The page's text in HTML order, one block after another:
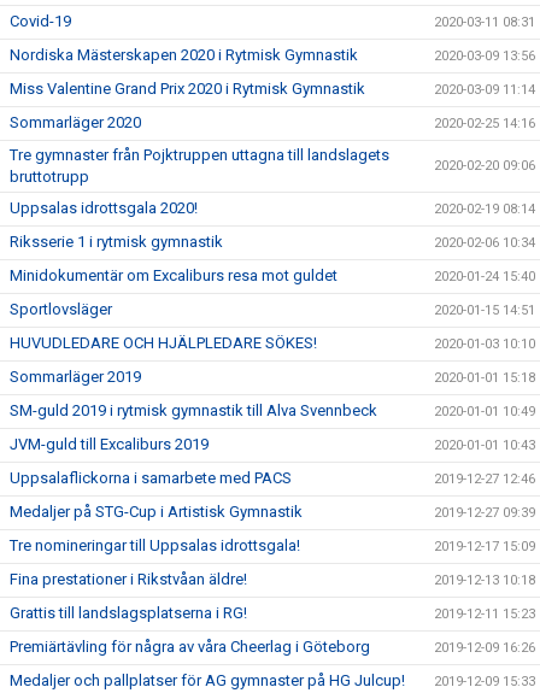
Covid-19 2020-03-11 08:31
Nordiska Mästerskapen 2020 i Rytmisk Gymnastik 2020-03-09 13:56
Miss Valentine Grand Prix 2020 i Rytmisk Gymnastik 2020-03-09 11:14
Sommarläger 2020 2020-02-25 14:16
Tre gymnaster från Pojktruppen uttagna till landslagets
bruttotrupp
2020-02-20 09:06
Uppsalas idrottsgala 2020! 2020-02-19 08:14
Riksserie 1 i rytmisk gymnastik 2020-02-06 10:34
Minidokumentär om Excaliburs resa mot guldet 2020-01-24 15:40
Sportlovsläger 2020-01-15 14:51
HUVUDLEDARE OCH HJÄLPLEDARE SÖKES! 2020-01-03 10:10
Sommarläger 2019 2020-01-01 15:18
SM-guld 2019 i rytmisk gymnastik till Alva Svennbeck 2020-01-01 10:49
JVM-guld till Excaliburs 2019 2020-01-01 10:43
Uppsalaflickorna i samarbete med PACS 2019-12-27 12:46
Medaljer på STG-Cup i Artistisk Gymnastik 2019-12-27 09:39
Tre nomineringar till Uppsalas idrottsgala! 2019-12-17 15:09
Fina prestationer i Rikstvåan äldre! 2019-12-13 10:18
Grattis till landslagsplatserna i RG! 2019-12-11 15:23
Premiärtävling för några av våra Cheerlag i Göteborg 2019-12-09 16:26
Medaljer och pallplatser för AG gymnaster på HG Julcup! 2019-12-09 15:33